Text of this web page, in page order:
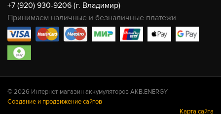
+7 (920) 930-9206 (г. Владимир)
Принимаем наличные и безналичные платежи
© 2026 Интернет-магазин аккумуляторов AKB.ENERGY
Создание и продвижение сайтов
Карта сайта